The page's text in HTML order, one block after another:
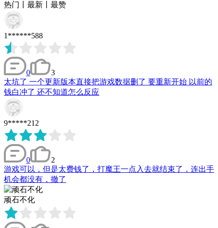
热门
最新 最赞
1******588
0
3
太坑了 一个更新版本直接把游戏数据删了 要重新开始 以前的
钱白冲了 还不知道怎么反应
9*****212
0
2
游戏可以，但是太费钱了，打魔王一点入去就结束了，连出手
机会都没有，撤了
顽石不化